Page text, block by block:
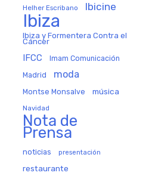
Helher Escribano Ibicine
Ibiza
Ibiza y Formentera Contra el
Cáncer
IFCC Imam Comunicación
Madrid moda
Montse Monsalve música
Navidad
Nota de
Prensa
noticias presentación
restaurante